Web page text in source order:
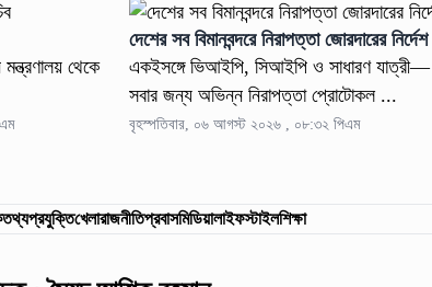
থেকে
দেশের সব বিমানবন্দরে নিরাপত্তা জোরদারের নির্দেশ
একইসঙ্গে ভিআইপি, সিআইপি ও সাধারণ যাত্রী—
সবার জন্য অভিন্ন নিরাপত্তা প্রোটোকল ...
বৃহস্পতিবার, ০৬ আগস্ট ২০২৬ , ০৮:৩২ পিএম
তথ্যপ্রযুক্তিখেলারাজনীতিপ্রবাসমিডিয়ালাইফস্টাইলশিক্ষা